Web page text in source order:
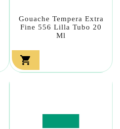
Gouache Tempera Extra
Fine 556 Lilla Tubo 20
Ml
